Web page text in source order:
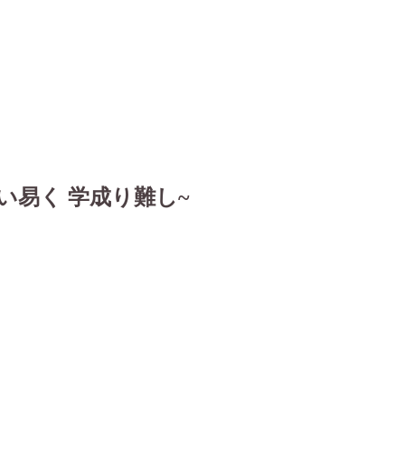
易く 学成り難し~